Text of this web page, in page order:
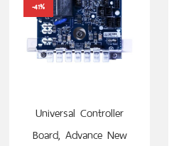
-41%
Universal Controller
Board, Advance New